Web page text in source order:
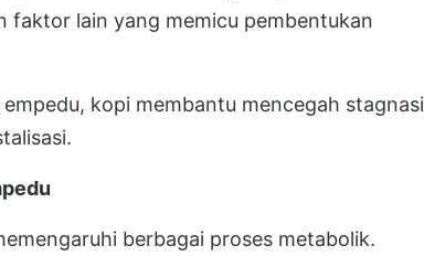
faktor lain yang memicu pembentukan
kopi membantu mencegah stagnasi
berbagai proses metabolik.